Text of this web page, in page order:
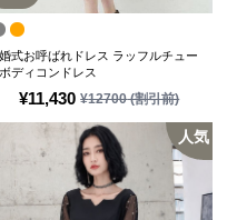
¥11,430 ¥12700(割引前)
式お呼ばれドレス ラッフルチュー
ディコンドレス
人気